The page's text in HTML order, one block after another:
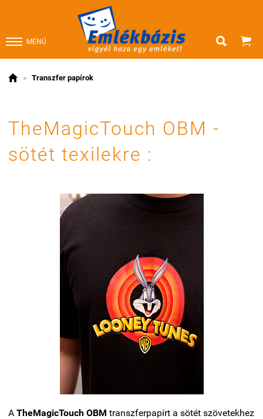
MENÜ  
 » Transzfer papírok
TheMagicTouch OBM -
sötét texilekre :
A TheMagicTouch OBM transzferpapírt a sötét szövetekhez